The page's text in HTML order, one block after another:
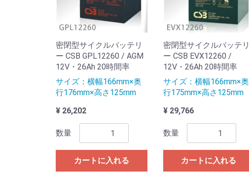
密閉型サイクルバッテリ
ー CSB GPL12260 / AGM
12V・26Ah 20時間率
サイズ：横幅166mm×奥
行176mm×高さ125mm
¥ 26,202
数量
カートに入れる
密閉型サイクルバッテリ
ー CSB EVX12260 /
12V・26Ah 20時間率
サイズ：横幅166mm×奥
行175mm×高さ125mm
¥ 29,766
数量
カートに入れる